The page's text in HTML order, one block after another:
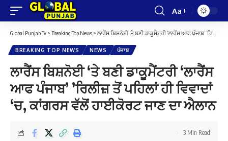
Font
Resizer
Aa
Global Punjab Tv > Breaking Top News > ਲਾਰੈਂਸ ਬਿਸ਼ਨੋਈ ‘ਤੇ ਬਣੀ ਡਾਕੂਮੈਂਟਰੀ ‘ਲਾਰੈਂਸ ਆਫ ਪੰਜਾਬ’ ’ਰਿਲੀਜ਼ ਤੋਂ ਪਹਿਲਾਂ ਹੀ ਵਿਵਾਦਾਂ ‘ਚ, ਕਾਂਗਰਸ ਵੱਲੋਂ ਹਾਈਕੋਰਟ ਜਾਣ ਦਾ ਐਲਾਨ
BREAKING TOP NEWS NEWS ਪੰਜਾਬ
ਲਾਰੈਂਸ ਬਿਸ਼ਨੋਈ ‘ਤੇ ਬਣੀ ਡਾਕੂਮੈਂਟਰੀ ‘ਲਾਰੈਂਸ
ਆਫ ਪੰਜਾਬ’ ’ਰਿਲੀਜ਼ ਤੋਂ ਪਹਿਲਾਂ ਹੀ ਵਿਵਾਦਾਂ
‘ਚ, ਕਾਂਗਰਸ ਵੱਲੋਂ ਹਾਈਕੋਰਟ ਜਾਣ ਦਾ ਐਲਾਨ
3 Min Read